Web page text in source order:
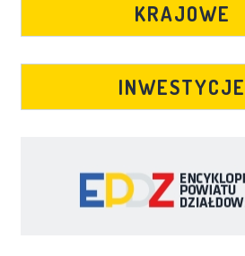
KRAJOWE
INWESTYCJE